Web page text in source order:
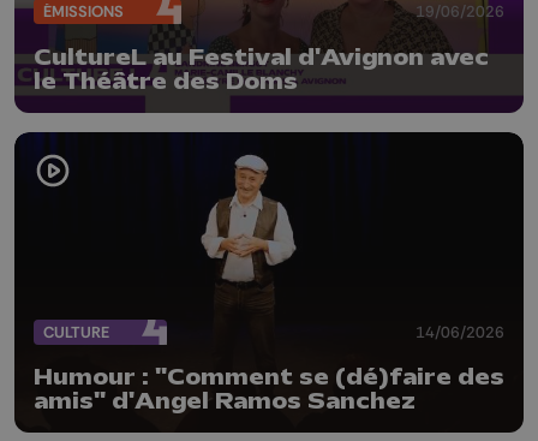
ÉMISSIONS 19/06/2026
CultureL au Festival d'Avignon avec
le Théâtre des Doms
CULTURE 14/06/2026
Humour : "Comment se (dé)faire des
amis" d'Angel Ramos Sanchez